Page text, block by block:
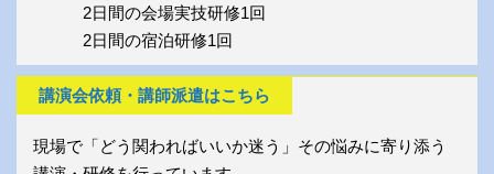
2日間の会場実技研修1回
2日間の宿泊研修1回
講演会依頼・講師派遣はこちら
現場で「どう関わればいいか迷う」その悩みに寄り添う